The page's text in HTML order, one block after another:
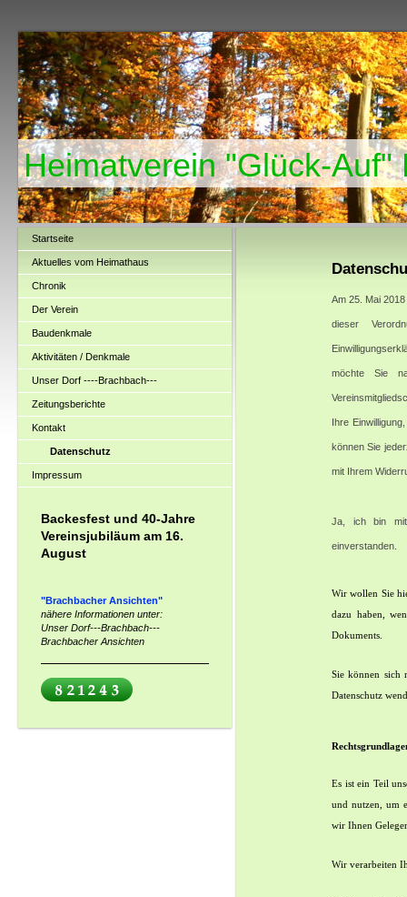
Heimatverein "Glück-Auf"
Startseite
Aktuelles vom Heimathaus
Chronik
Der Verein
Baudenkmale
Aktivitäten / Denkmale
Unser Dorf ----Brachbach---
Zeitungsberichte
Kontakt
Datenschutz
Impressum
Backesfest und 40-Jahre
Vereinsjubiläum am 16.
August
"Brachbacher Ansichten"
nähere Informationen unter:
Unser Dorf---Brachbach---
Brachbacher Ansichten
Am 25. Mai
dieser
möchte Sie
Ihre
können Sie
mit Ihrem
Ja, ich bin mit
einverstanden.
Wir wollen Sie
dazu haben,
Dokuments.
Sie können sich
Datenschutz
Es ist ein Teil
und nutzen, um
wir Ihnen
Wir verarbeiten